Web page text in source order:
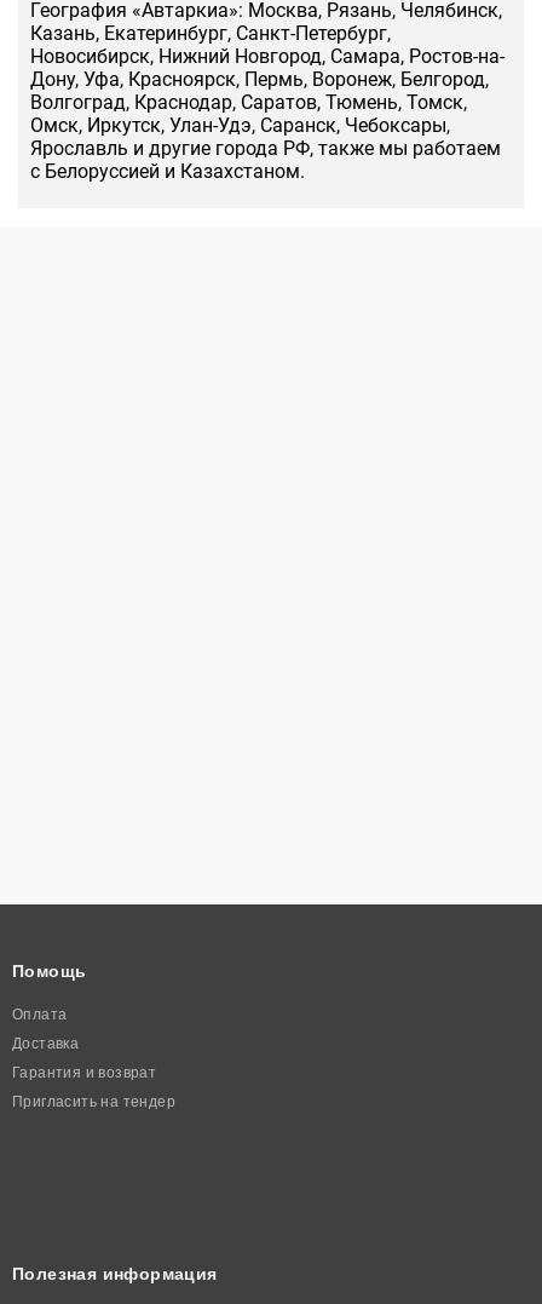
География «Автаркиа»: Москва, Рязань, Челябинск,
Казань, Екатеринбург, Санкт-Петербург,
Новосибирск, Нижний Новгород, Самара, Ростов-на-
Дону, Уфа, Красноярск, Пермь, Воронеж, Белгород,
Волгоград, Краснодар, Саратов, Тюмень, Томск,
Омск, Иркутск, Улан-Удэ, Саранск, Чебоксары,
Ярославль и другие города РФ, также мы работаем
с Белоруссией и Казахстаном.
Помощь
Оплата
Доставка
Гарантия и возврат
Пригласить на тендер
Полезная информация